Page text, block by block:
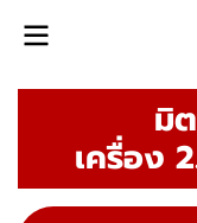
มิ
เครื่อง